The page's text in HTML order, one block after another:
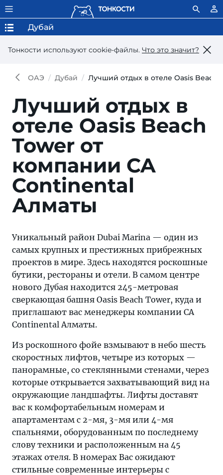
Тонкости используют сookie-файлы. Что это значит?
Дубай
ОАЭ Дубай Лучший отдых в отеле Oasis
Лучший отдых в
отеле Oasis Beach
Tower от
компании CA
Continental
Алматы
Уникальный район Dubai Marina — один из
самых крупных и престижных прибрежных
проектов в мире. Здесь находятся роскошные
бутики, рестораны и отели. В самом центре
нового Дубая находится 245-метровая
сверкающая башня Oasis Beach Tower, куда и
приглашают вас менеджеры компании CA
Continental Алматы.
Из роскошного фойе взмывают в небо шесть
скоростных лифтов, четыре из которых —
панорамные, со стеклянными стенами, через
которые открывается захватывающий вид на
окружающие ландшафты. Лифты доставят
вас к комфортабельным номерам и
апартаментам с 2-мя, 3-мя или 4-мя
спальнями, оборудованным по последнему
слову техники и расположенным на 45
этажах отеля. В номерах Вас ожидают
стильные современные интерьеры c